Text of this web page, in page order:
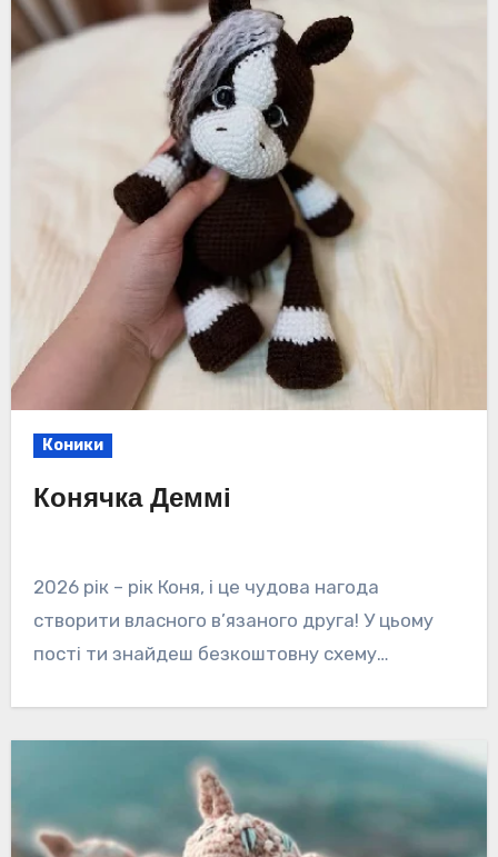
Коники
Конячка Деммі
2026 рік – рік Коня, і це чудова нагода
створити власного в’язаного друга! У цьому
пості ти знайдеш безкоштовну схему…